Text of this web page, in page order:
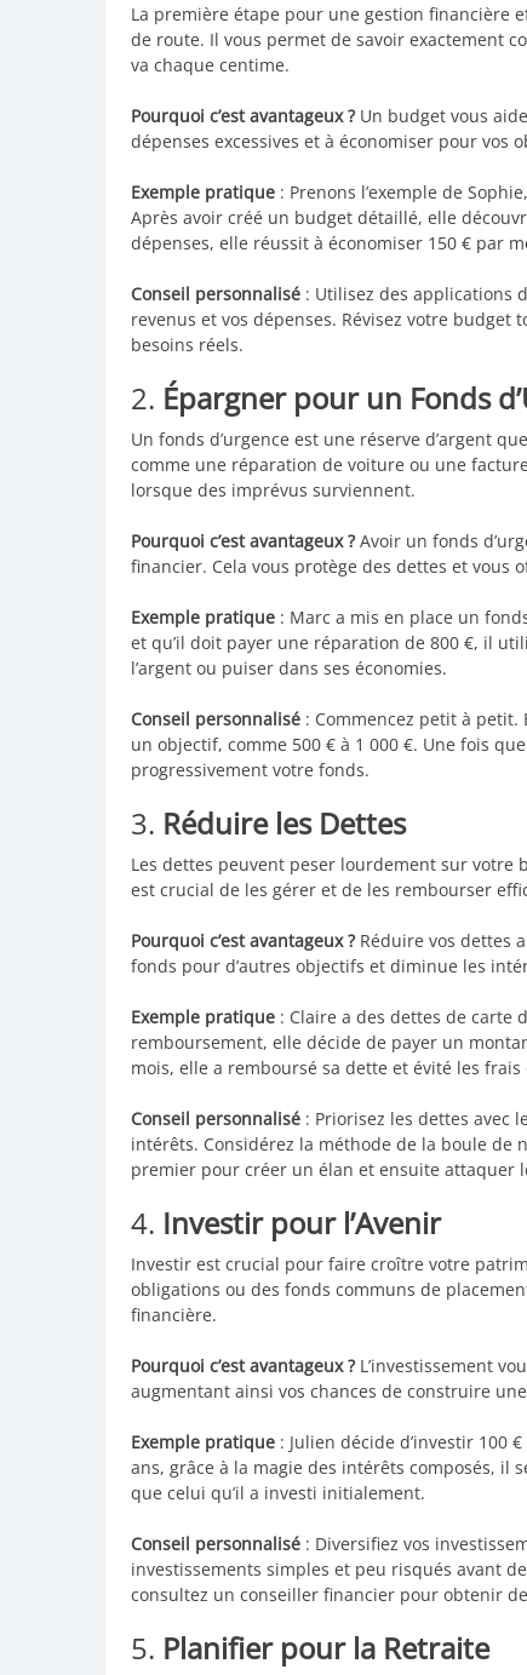
La première étape pour une gestion financière
de route. Il vous permet de savoir exactement
va chaque centime.
Pourquoi c’est avantageux ?Un budget vous
dépenses excessives et à économiser pour vos
Exemple pratique : Prenons l’exemple de
Après avoir créé un budget détaillé, elle
dépenses, elle réussit à économiser 150 € par
Conseil personnalisé : Utilisez des applications
revenus et vos dépenses. Révisez votre
besoins réels.
2. Épargner pour un Fonds
Un fonds d’urgence est une réserve d’argent
comme une réparation de voiture ou une
lorsque des imprévus surviennent.
Pourquoi c’est avantageux ?Avoir un fonds
financier. Cela vous protège des dettes et vous
Exemple pratique : Marc a mis en place un
et qu’il doit payer une réparation de 800 €, il
l’argent ou puiser dans ses économies.
Conseil personnalisé : Commencez petit à petit.
un objectif, comme 500 € à 1 000 €. Une fois
progressivement votre fonds.
3. Réduire les Dettes
Les dettes peuvent peser lourdement sur votre
est crucial de les gérer et de les rembourser
Pourquoi c’est avantageux ?Réduire vos dettes
fonds pour d’autres objectifs et diminue les
Exemple pratique : Claire a des dettes de carte
remboursement, elle décide de payer un
mois, elle a remboursé sa dette et évité les
Conseil personnalisé : Priorisez les dettes avec
intérêts. Considérez la méthode de la boule de
premier pour créer un élan et ensuite attaquer
4. Investir pour l’Avenir
Investir est crucial pour faire croître votre
obligations ou des fonds communs de
financière.
Pourquoi c’est avantageux ?L’investissement
augmentant ainsi vos chances de construire
Exemple pratique : Julien décide d’investir 100
ans, grâce à la magie des intérêts composés, il
que celui qu’il a investi initialement.
Conseil personnalisé : Diversifiez vos
investissements simples et peu risqués avant
consultez un conseiller financier pour obtenir
5. Planifier pour la Retraite